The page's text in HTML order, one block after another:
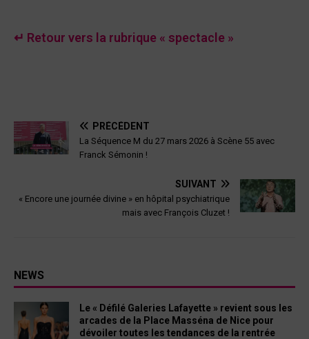
↵ Retour vers la rubrique « spectacle »
PRÉCÉDENT
La Séquence M du 27 mars 2026 à Scène 55 avec
Franck Sémonin !
SUIVANT
« Encore une journée divine » en hôpital psychiatrique
mais avec François Cluzet !
NEWS
Le « Défilé Galeries Lafayette » revient sous les
arcades de la Place Masséna de Nice pour
dévoiler toutes les tendances de la rentrée